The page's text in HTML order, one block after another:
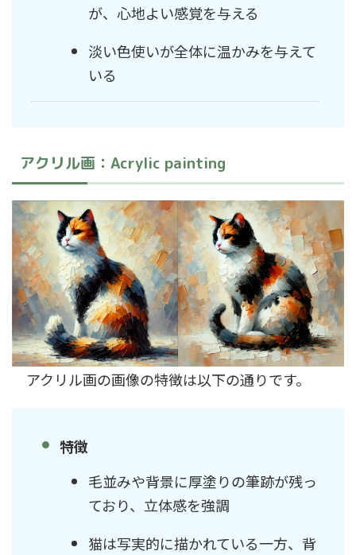
が、心地よい感覚を与える
淡い色使いが全体に温かみを与えて
いる
アクリル画：Acrylic painting
アクリル画の画像の特徴は以下の通りです。
特徴
毛並みや背景に厚塗りの筆跡が残っ
ており、立体感を強調
猫は写実的に描かれている一方、背